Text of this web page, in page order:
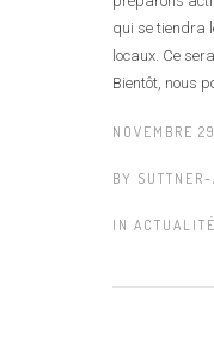
qui se tiendra
locaux. Ce
Bientôt, nous
NOVEMBRE
BY
IN ACTUALITÉ